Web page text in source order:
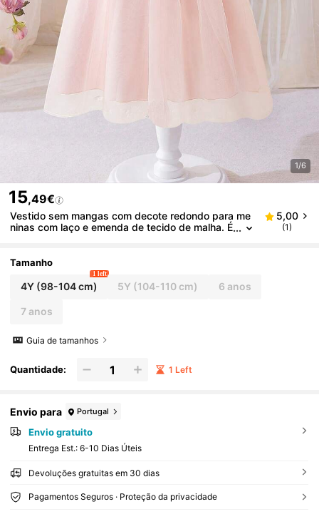
1/6
15,49€
Vestido sem mangas com decote redondo para me
ninas com laço e emenda de tecido de malha. É
fofo e feminino.
5,00
(1)
Tamanho
4Y(98-104 cm)
1 left
5Y (104-110 cm) 6 anos
7 anos
Guia de tamanhos
Quantidade: 1 Left
Envio para Portugal
Envio gratuito
Entrega Est.: 6-10 Dias Úteis
Devoluções gratuitas em 30 dias
Pagamentos Seguros · Proteção da privacidade